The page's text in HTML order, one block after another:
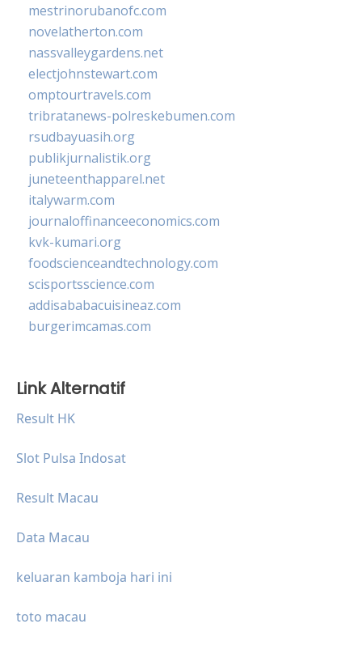
mestrinorubanofc.com
novelatherton.com
nassvalleygardens.net
electjohnstewart.com
omptourtravels.com
tribratanews-polreskebumen.com
rsudbayuasih.org
publikjurnalistik.org
juneteenthapparel.net
italywarm.com
journaloffinanceeconomics.com
kvk-kumari.org
foodscienceandtechnology.com
scisportsscience.com
addisababacuisineaz.com
burgerimcamas.com
Link Alternatif
Result HK
Slot Pulsa Indosat
Result Macau
Data Macau
keluaran kamboja hari ini
toto macau